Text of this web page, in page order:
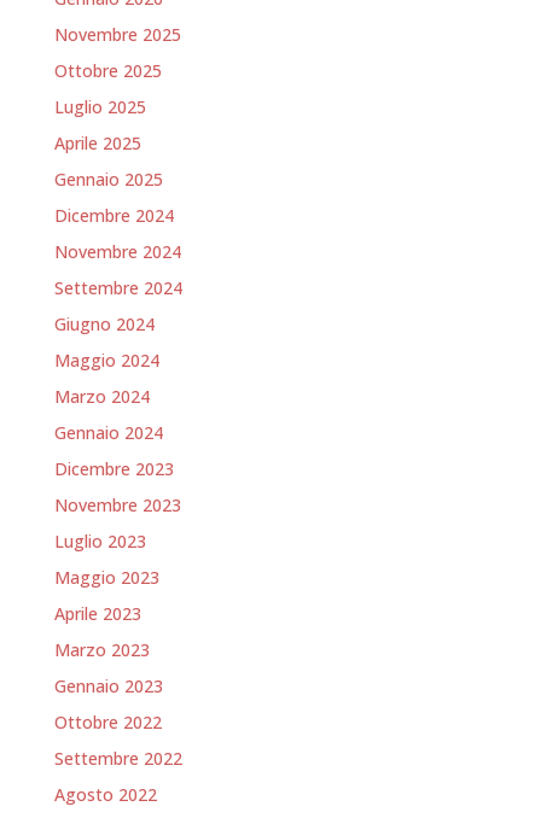
Novembre 2025
Ottobre 2025
Luglio 2025
Aprile 2025
Gennaio 2025
Dicembre 2024
Novembre 2024
Settembre 2024
Giugno 2024
Maggio 2024
Marzo 2024
Gennaio 2024
Dicembre 2023
Novembre 2023
Luglio 2023
Maggio 2023
Aprile 2023
Marzo 2023
Gennaio 2023
Ottobre 2022
Settembre 2022
Agosto 2022